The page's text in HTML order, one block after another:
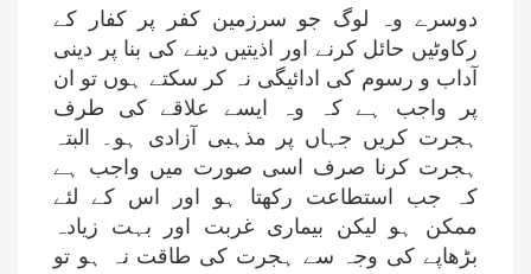
دوسرے وہ لوگ جو سرزمین کفر پر کفار کے
رکاوٹیں حائل کرنے اور اذیتیں دینے کی بنا پر دینی
آداب و رسوم کی ادائیگی نہ کر سکتے ہوں تو ان
پر واجب ہے کہ وہ ایسے علاقے کی طرف
ہجرت کریں جہاں پر مذہبی آزادی ہو۔ البتہ
ہجرت کرنا صرف اسی صورت میں واجب ہے
کہ جب استطاعت رکھتا ہو اور اس کے لئے
ممکن ہو لیکن بیماری غربت اور بہت زیادہ
بڑھاپے کی وجہ سے ہجرت کی طاقت نہ ہو تو